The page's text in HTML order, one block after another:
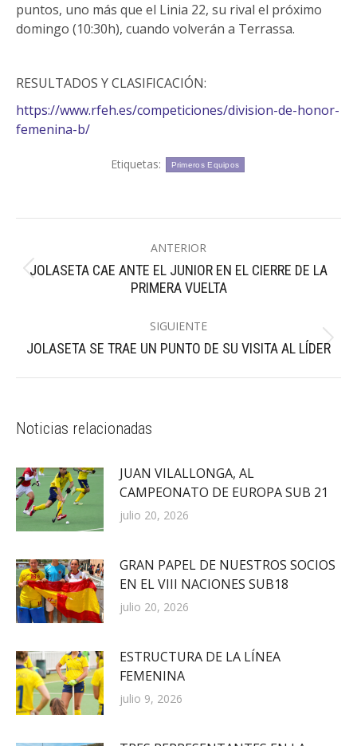
puntos, uno más que el Linia 22, su rival el próximo
domingo (10:30h), cuando volverán a Terrassa.
RESULTADOS Y CLASIFICACIÓN:
https://www.rfeh.es/competiciones/division-de-honor-
femenina-b/
Etiquetas: Primeros Equipos
entre
publicaciones
ANTERIOR
Publicación
anterior:
JOLASETA CAE ANTE EL JUNIOR EN EL CIERRE DE LA
PRIMERA VUELTA
SIGUIENTE
Publicación
JOLASETA SE TRAE UN PUNTO DE SU VISITA AL LÍDER
Noticias relacionadas
JUAN VILALLONGA, AL
CAMPEONATO DE EUROPA SUB 21
julio 20, 2026
GRAN PAPEL DE NUESTROS SOCIOS
EN EL VIII NACIONES SUB18
julio 20, 2026
ESTRUCTURA DE LA LÍNEA
FEMENINA
julio 9, 2026